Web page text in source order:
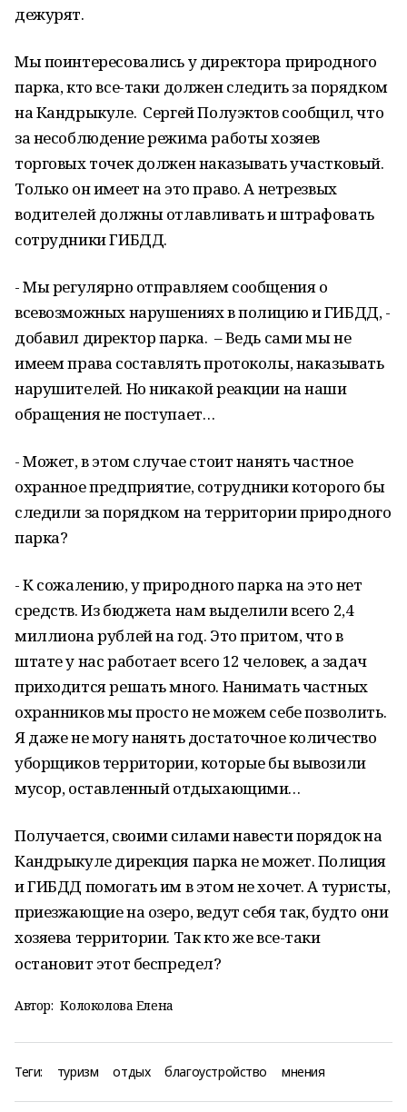
дежурят.
Мы поинтересовались у директора природного
парка, кто все-таки должен следить за порядком
на Кандрыкуле. Сергей Полуэктов сообщил, что
за несоблюдение режима работы хозяев
торговых точек должен наказывать участковый.
Только он имеет на это право. А нетрезвых
водителей должны отлавливать и штрафовать
сотрудники ГИБДД.
- Мы регулярно отправляем сообщения о
всевозможных нарушениях в полицию и ГИБДД, -
добавил директор парка. – Ведь сами мы не
имеем права составлять протоколы, наказывать
нарушителей. Но никакой реакции на наши
обращения не поступает…
- Может, в этом случае стоит нанять частное
охранное предприятие, сотрудники которого бы
следили за порядком на территории природного
парка?
- К сожалению, у природного парка на это нет
средств. Из бюджета нам выделили всего 2,4
миллиона рублей на год. Это притом, что в
штате у нас работает всего 12 человек, а задач
приходится решать много. Нанимать частных
охранников мы просто не можем себе позволить.
Я даже не могу нанять достаточное количество
уборщиков территории, которые бы вывозили
мусор, оставленный отдыхающими…
Получается, своими силами навести порядок на
Кандрыкуле дирекция парка не может. Полиция
и ГИБДД помогать им в этом не хочет. А туристы,
приезжающие на озеро, ведут себя так, будто они
хозяева территории. Так кто же все-таки
остановит этот беспредел?
Автор: Колоколова Елена
Теги: туризм отдых благоустройство мнения